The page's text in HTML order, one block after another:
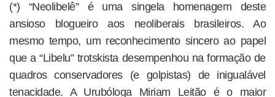
(*) “Neolibelê” é uma singela homenagem deste
ansioso blogueiro aos neoliberais brasileiros. Ao
mesmo tempo, um reconhecimento sincero ao papel
que a “Libelu” trotskista desempenhou na formação de
quadros conservadores (e golpistas) de inigualável
tenacidade. A Urubóloga Miriam Leitão é o maior